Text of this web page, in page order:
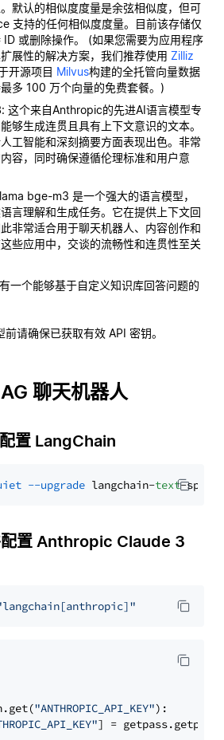
默认的相似度度量是余弦相似度，但可
支持的任何相似度度量。目前该存储仅
或删除操作。 (如果您需要为应用程序
展性的解决方案，我们推荐使用 Zilliz
开源项目 Milvus构建的全托管向量数据
多 100 万个向量的免费套餐。)
: 这个来自Anthropic的先进AI语言模型专
够生成连贯且具有上下文意识的文本。
工智能和深刻摘要方面表现出色。非常
容，同时确保遵循伦理标准和用户意
bge-m3 是一个强大的语言模型，
言理解和生成任务。它在提供上下文回
非常适合用于聊天机器人、内容创作和
些应用中，交谈的流畅性和连贯性至关
一个能够基于自定义知识库回答问题的
前请确保已获取有效 API 密钥。
聊天机器人
置 LangChain
--upgrade langchain-text
置 Anthropic Claude 3
"ANTHROPIC_API_KEY"):
] = getpass.getpass(